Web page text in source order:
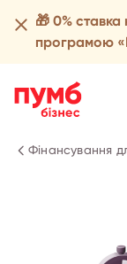
🎁 0%
програмою
Подати заявку
Фінансування